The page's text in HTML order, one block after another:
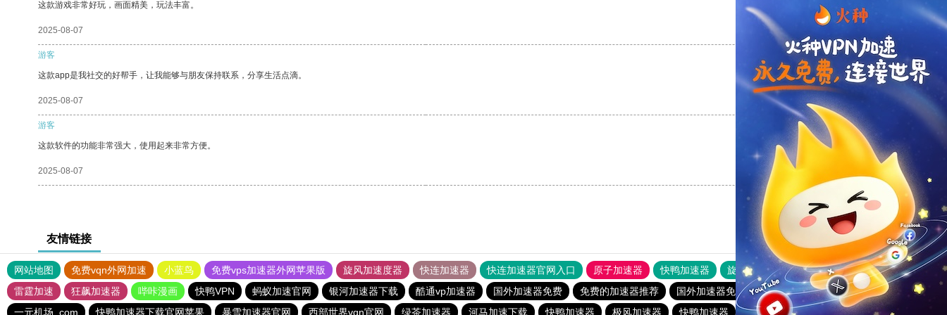
这款游戏非常好玩，画面精美，玩法丰富。
2025-08-07
游客
这款app是我社交的好帮手，让我能够与朋友保持联系，分享生活点滴。
2025-08-07 反对
游客
这款软件的功能非常强大，使用起来非常方便。
2025-08-07 反对[0]
友情链接
网站地图 免费vqn外网加速 小蓝鸟 免费vps加速器外网苹果版 旋风加速度器 快连加速器 快连加速器官网入口 原子加速器 快鸭加速器 旋风加速度器 外网网址导航
软件中心
雷霆加速
狂飙加速器 哔咔漫画 快鸭VPN 蚂蚁加速官网 银河加速器下载 酷通vp加速器 国外加速器免费 免费的加速器推荐 国外加速器免费
毒舌加速器破解版永久免费
一元机场. com
快鸭加速器下载官网苹果 暴雪加速器官网 西部世界vqn官网 绿茶加速器 河马加速下载 快鸭加速器 极风加速器 快鸭加速器 毒舌加速器破解版永久免费